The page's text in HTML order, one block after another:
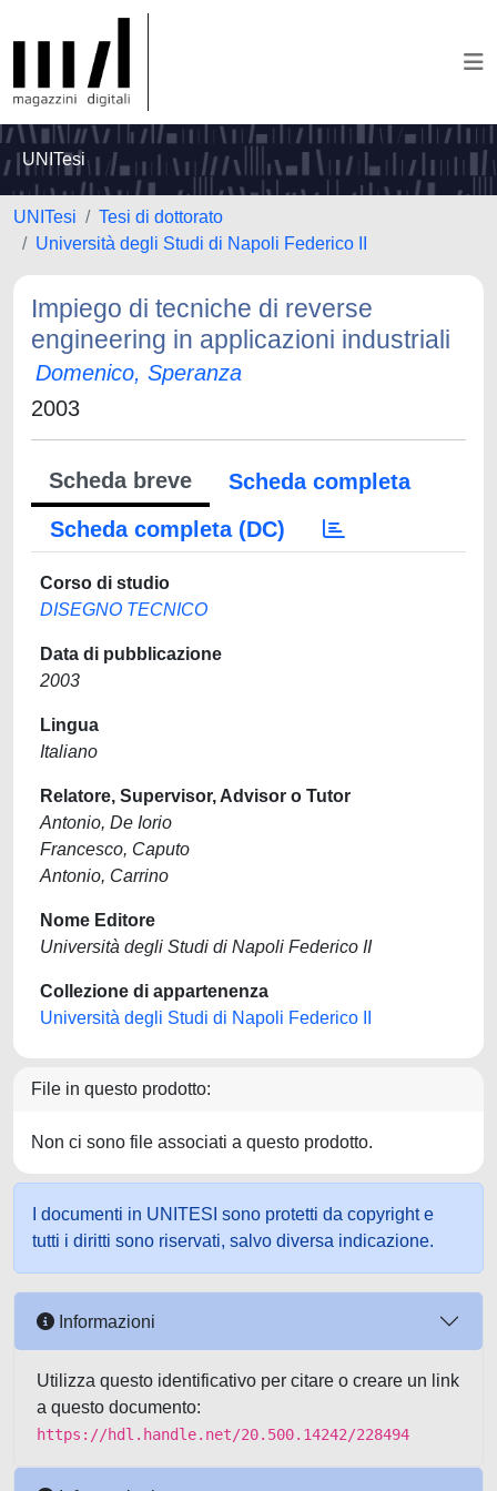
UNITesi
UNITesi
Tesi di dottorato
Università degli Studi di Napoli Federico II
Impiego di tecniche di reverse
engineering in applicazioni industriali
Domenico, Speranza
2003
Scheda breve
Scheda completa
Scheda completa (DC)
Corso di studio
DISEGNO TECNICO
Data di pubblicazione
2003
Lingua
Italiano
Relatore, Supervisor, Advisor o Tutor
Antonio, De Iorio
Francesco, Caputo
Antonio, Carrino
Nome Editore
Università degli Studi di Napoli Federico II
Collezione di appartenenza
Università degli Studi di Napoli Federico II
File in questo prodotto:
Non ci sono file associati a questo prodotto.
I documenti in UNITESI sono protetti da copyright e
tutti i diritti sono riservati, salvo diversa indicazione.
Informazioni
Utilizza questo identificativo per citare o creare un link
a questo documento:
https://hdl.handle.net/20.500.14242/228494